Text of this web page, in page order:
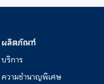
ผลิตภัณฑ์
บริการ
ความชำนาญพิเศษ